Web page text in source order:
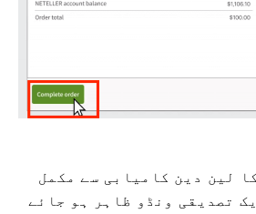
لین دین کامیابی سے مکمل
تصدیقی ونڈو ظاہر ہو جائے